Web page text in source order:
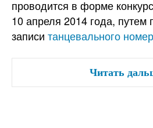
проводится в форме
10 апреля 2014 года, путем
записи танцевального
Читать